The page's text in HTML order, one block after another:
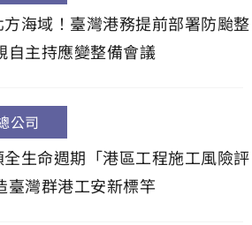
海域！臺灣港務提前部署防颱整
自主持應變整備會議
公司
生命週期「港區工程施工風險評
臺灣群港工安新標竿